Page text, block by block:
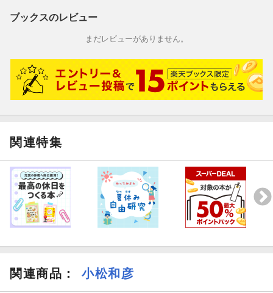
ブックスのレビュー
まだレビューがありません。
関連特集
関連商品 ： 小松和彦